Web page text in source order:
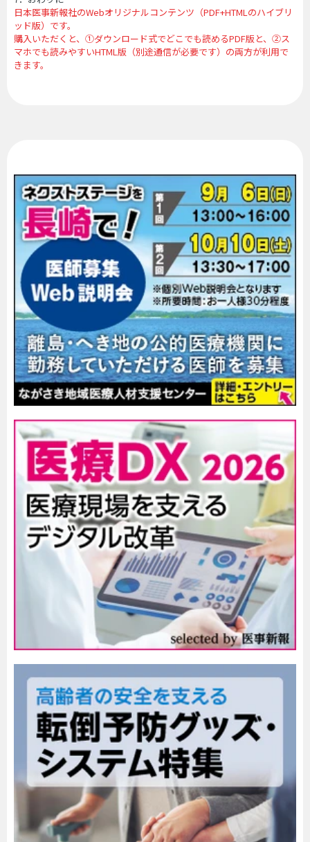
日本医事新報社のWebオリジナルコンテンツ（PDF+HTMLのハイブリ
ッド版）です。
購入いただくと、①ダウンロード式でどこでも読めるPDF版と、②ス
マホでも読みやすいHTML版（別途通信が必要です）の両方が利用で
きます。